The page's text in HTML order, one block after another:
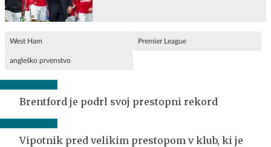
West Ham Premier League
angleško prvenstvo
Brentford je podrl svoj prestopni rekord
Vipotnik pred velikim prestopom v klub, ki je